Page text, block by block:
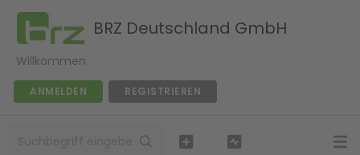
BRZ Deutschland GmbH
Willkommen
ANMELDEN REGISTRIEREN